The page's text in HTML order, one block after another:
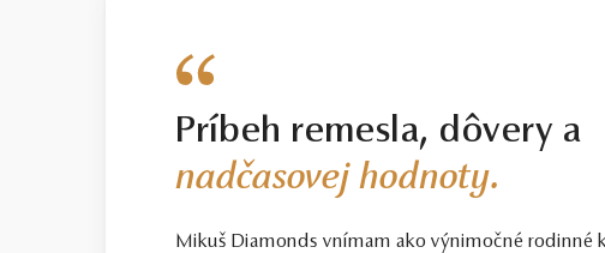
Príbeh remesla, dôvery a
nadčasovej hodnoty.
Mikuš Diamonds vnímam ako výnimočné rodinné